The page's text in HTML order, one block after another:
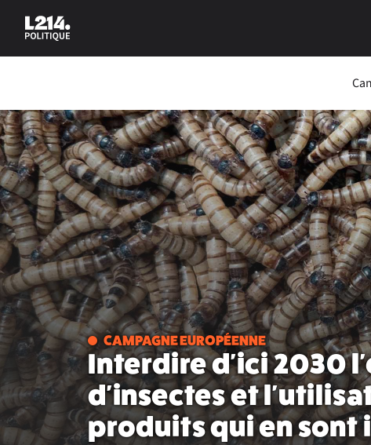
CAMPAGNE EUROPÉENNE
Interdire d'ici 2030
d'insectes et
produits qui en sont